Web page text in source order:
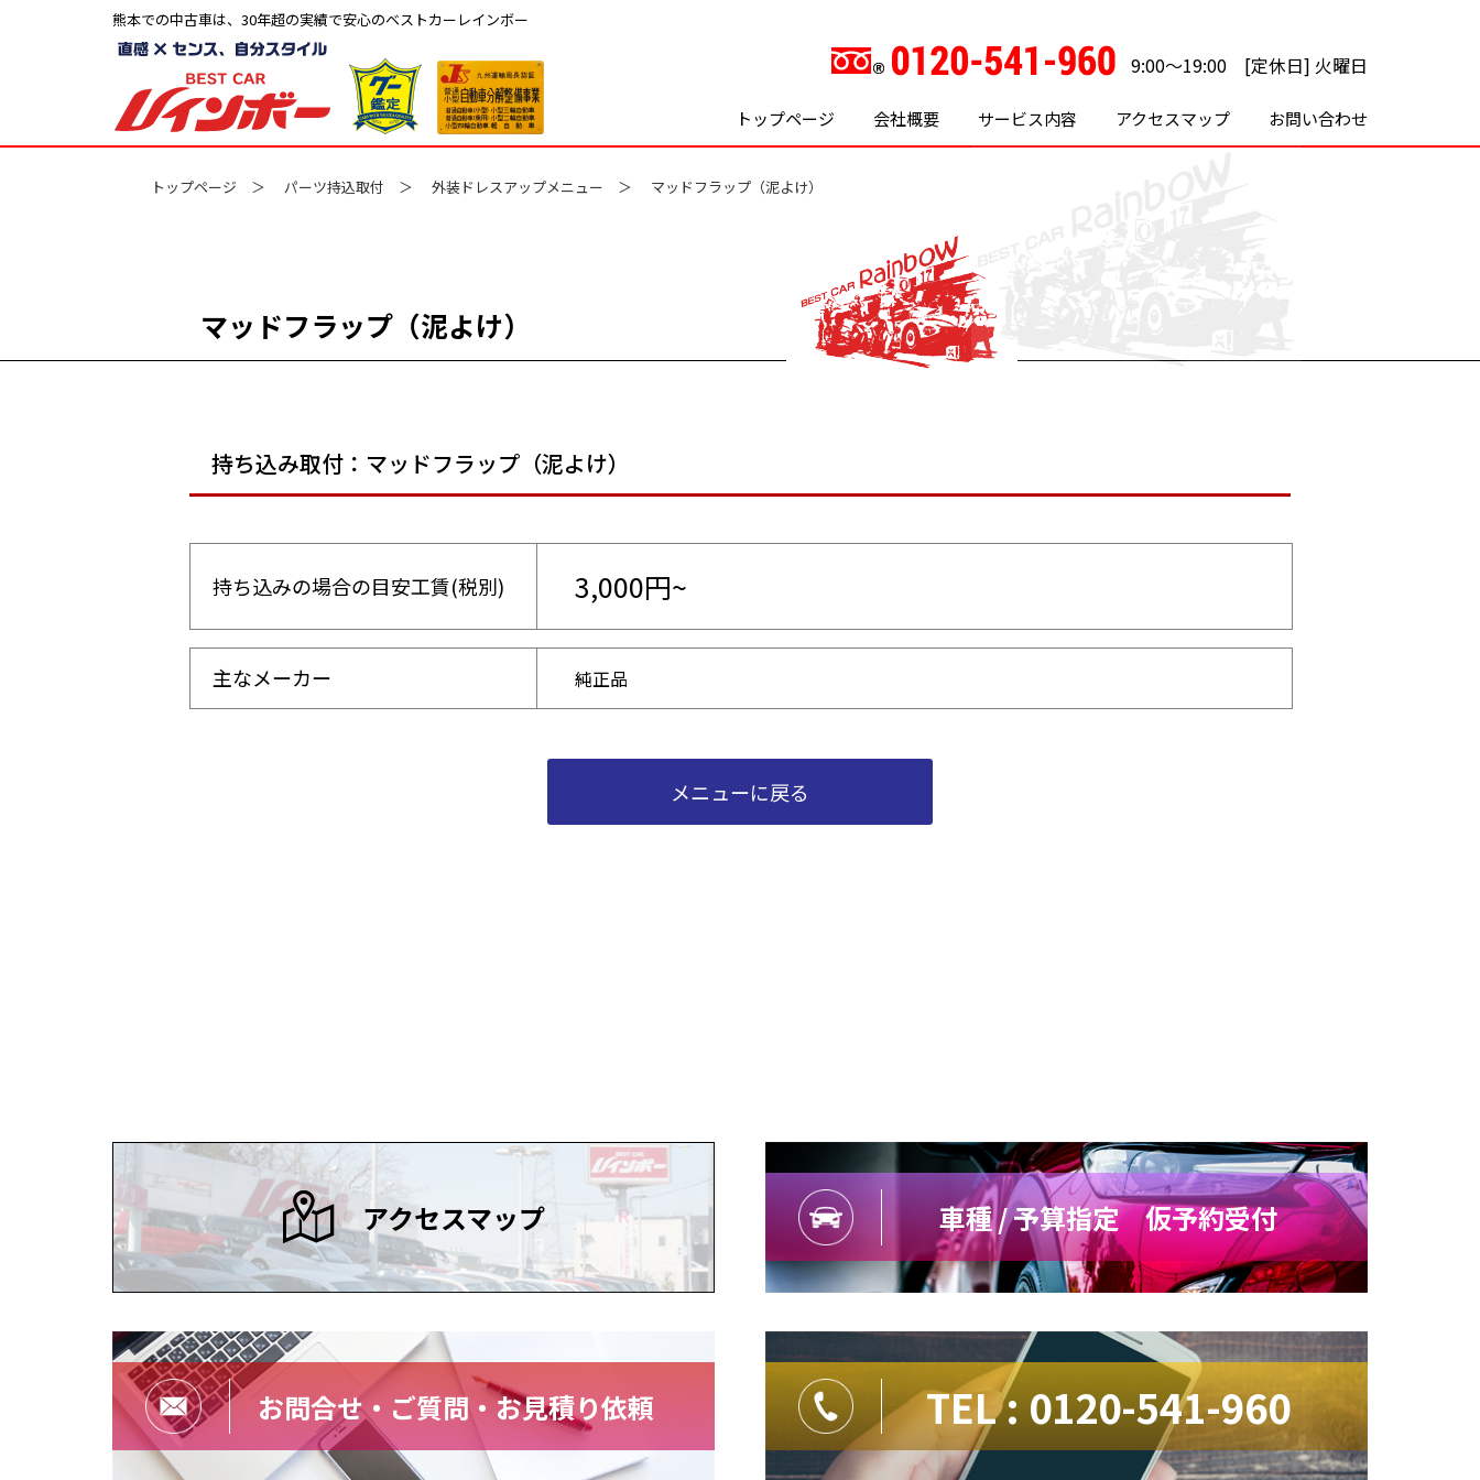
熊本での中古車は、30年超の実績で安心のベストカーレインボー
9:00～19:00 [定休日] 火曜日
トップページ 会社概要 サービス内容 アクセスマップ お問い合わせ
トップページ パーツ持込取付 外装ドレスアップメニュー マッドフラップ（泥よけ）
マッドフラップ（泥よけ）
持ち込み取付：マッドフラップ（泥よけ）
持ち込みの場合の目安工賃(税別) 3,000円~
主なメーカー 純正品
メニューに戻る
アクセスマップ 車種 / 予算指定 仮予約受付
お問合せ・ご質問・お見積り依頼 TEL : 0120-541-960